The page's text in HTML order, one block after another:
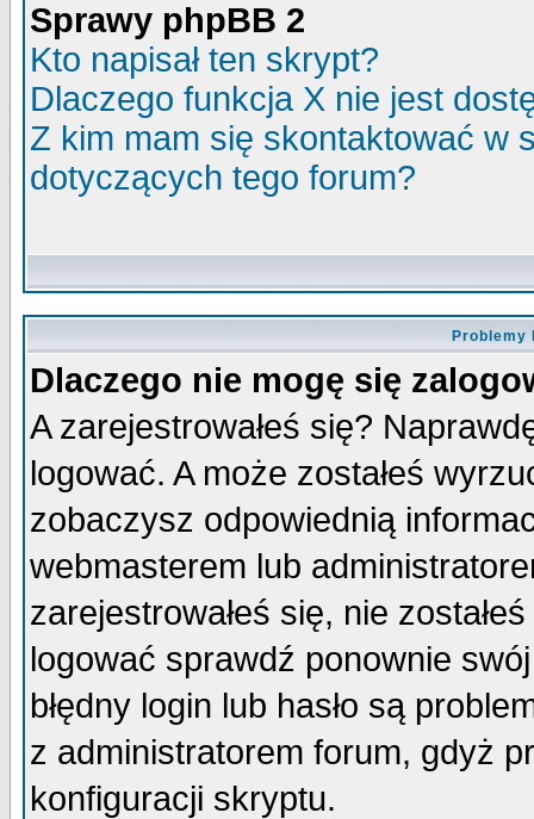
Sprawy phpBB 2
Kto napisał ten skrypt?
Dlaczego funkcja X nie jest
Z kim mam się skontaktować w
dotyczących tego forum?
Problemy
Dlaczego nie mogę się
A zarejestrowałeś się?
logować. A może zostałeś
zobaczysz odpowiednią
webmasterem lub
zarejestrowałeś się, nie
logować sprawdź ponownie
błędny login lub hasło są
z administratorem forum, gdyż
konfiguracji skryptu.